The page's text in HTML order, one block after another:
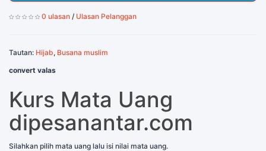
0 ulasan / Ulasan Pelanggan
Tautan: Hijab, Busana muslim
convert valas
Kurs Mata Uang
dipesanantar.com
Silahkan pilih mata uang lalu isi nilai mata uang.